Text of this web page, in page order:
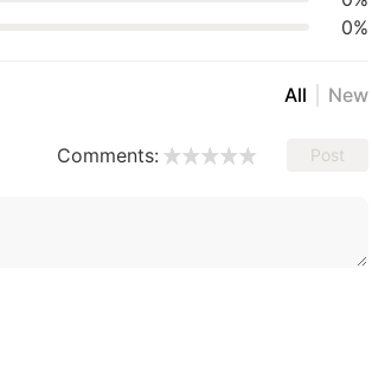
0%
All New
Comments: Post